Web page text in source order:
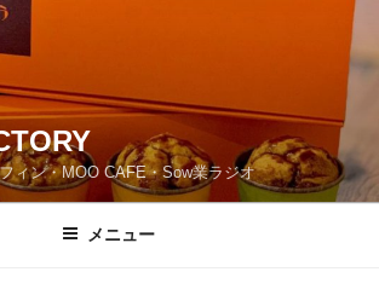
ィン・MOO CAFE・Sow業ラジオ
メニュー